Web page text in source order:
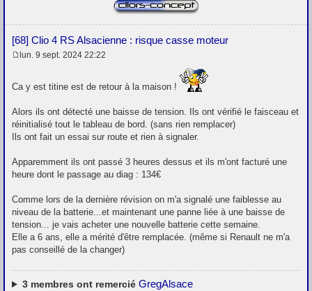
[68] Clio 4 RS Alsacienne : risque casse moteur
s
g
e
lun. 9 sept. 2024 22:22
Ca y est titine est de retour à la maison !
Alors ils ont détecté une baisse de tension. Ils ont vérifié le faisceau et
réinitialisé tout le tableau de bord. (sans rien remplacer)
Ils ont fait un essai sur route et rien à signaler.
Apparemment ils ont passé 3 heures dessus et ils m'ont facturé une
heure dont le passage au diag : 134€
Comme lors de la dernière révision on m'a signalé une faiblesse au
niveau de la batterie...et maintenant une panne liée à une baisse de
tension... je vais acheter une nouvelle batterie cette semaine.
Elle a 6 ans, elle a mérité d'être remplacée. (même si Renault ne m'a
pas conseillé de la changer)
3membres ont remercié GregAlsace